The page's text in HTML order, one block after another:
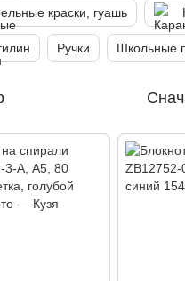
краски, гуашь
Ручки Школьные